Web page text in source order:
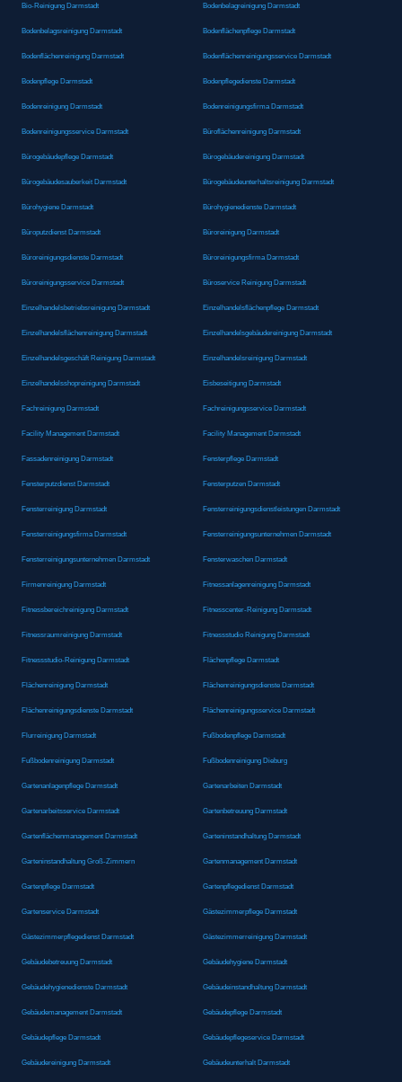
Bio-Reinigung Darmstadt Bodenbelagreinigung Darmstadt
Bodenbelagsreinigung Darmstadt Bodenflächenpflege Darmstadt
Bodenflächenreinigung Darmstadt Bodenflächenreinigungsservice Darmstadt
Bodenpflege Darmstadt Bodenpflegedienste Darmstadt
Bodenreinigung Darmstadt Bodenreinigungsfirma Darmstadt
Bodenreinigungsservice Darmstadt Büroflächenreinigung Darmstadt
Bürogebäudepflege Darmstadt Bürogebäudereinigung Darmstadt
Bürogebäudesauberkeit Darmstadt Bürogebäudeunterhaltsreinigung Darmstadt
Bürohygiene Darmstadt Bürohygienedienste Darmstadt
Büroputzdienst Darmstadt Büroreinigung Darmstadt
Büroreinigungsdienste Darmstadt Büroreinigungsfirma Darmstadt
Büroreinigungsservice Darmstadt Büroservice Reinigung Darmstadt
Einzelhandelsbetriebsreinigung Darmstadt Einzelhandelsflächenpflege Darmstadt
Einzelhandelsflächenreinigung Darmstadt Einzelhandelsgebäudereinigung Darmstadt
Einzelhandelsgeschäft Reinigung Darmstadt Einzelhandelsreinigung Darmstadt
Einzelhandelsshopreinigung Darmstadt Eisbeseitigung Darmstadt
Fachreinigung Darmstadt Fachreinigungsservice Darmstadt
Facility Management Darmstadt Facility Management Darmstadt
Fassadenreinigung Darmstadt Fensterpflege Darmstadt
Fensterputzdienst Darmstadt Fensterputzen Darmstadt
Fensterreinigung Darmstadt Fensterreinigungsdienstleistungen Darmstadt
Fensterreinigungsfirma Darmstadt Fensterreinigungsunternehmen Darmstadt
Fensterreinigungsunternehmen Darmstadt Fensterwaschen Darmstadt
Firmenreinigung Darmstadt Fitnessanlagenreinigung Darmstadt
Fitnessbereichreinigung Darmstadt Fitnesscenter-Reinigung Darmstadt
Fitnessraumreinigung Darmstadt Fitnessstudio Reinigung Darmstadt
Fitnessstudio-Reinigung Darmstadt Flächenpflege Darmstadt
Flächenreinigung Darmstadt Flächenreinigungsdienste Darmstadt
Flächenreinigungsdienste Darmstadt Flächenreinigungsservice Darmstadt
Flurreinigung Darmstadt Fußbodenpflege Darmstadt
Fußbodenreinigung Darmstadt Fußbodenreinigung Dieburg
Gartenanlagenpflege Darmstadt Gartenarbeiten Darmstadt
Gartenarbeitsservice Darmstadt Gartenbetreuung Darmstadt
Gartenflächenmanagement Darmstadt Garteninstandhaltung Darmstadt
Garteninstandhaltung Groß-Zimmern Gartenmanagement Darmstadt
Gartenpflege Darmstadt Gartenpflegedienst Darmstadt
Gartenservice Darmstadt Gästezimmerpflege Darmstadt
Gästezimmerpflegedienst Darmstadt Gästezimmerreinigung Darmstadt
Gebäudebetreuung Darmstadt Gebäudehygiene Darmstadt
Gebäudehygienedienste Darmstadt Gebäudeinstandhaltung Darmstadt
Gebäudemanagement Darmstadt Gebäudepflege Darmstadt
Gebäudepflege Darmstadt Gebäudepflegeservice Darmstadt
Gebäudereinigung Darmstadt Gebäudeunterhalt Darmstadt